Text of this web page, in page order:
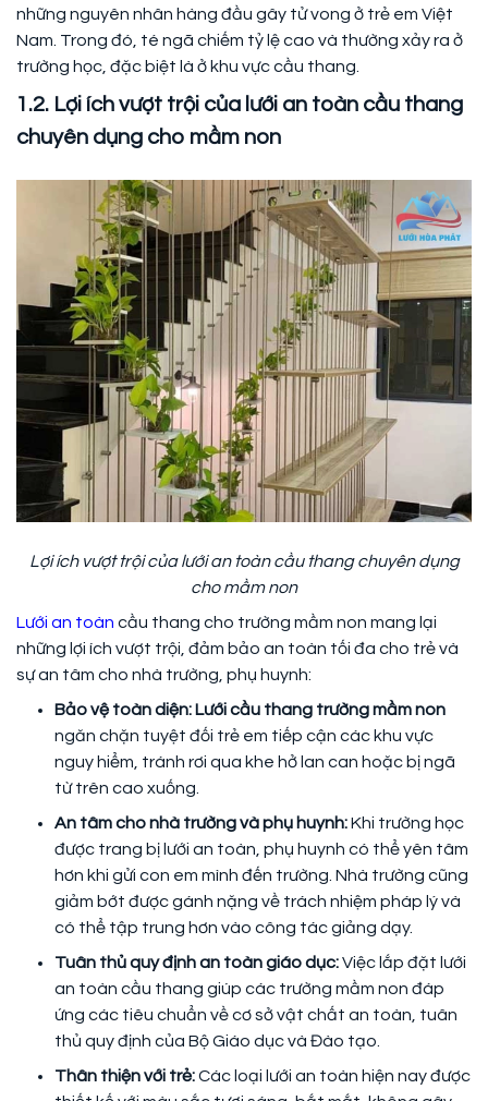
những nguyên nhân hàng đầu gây tử vong ở trẻ em Việt
Nam. Trong đó, té ngã chiếm tỷ lệ cao và thường xảy ra ở
trường học, đặc biệt là ở khu vực cầu thang.
1.2. Lợi ích vượt trội của lưới an toàn cầu thang
chuyên dụng cho mầm non
Lợi ích vượt trội của lưới an toàn cầu thang chuyên dụng
cho mầm non
Lưới an toàn cầu thang cho trường mầm non mang lại
những lợi ích vượt trội, đảm bảo an toàn tối đa cho trẻ và
sự an tâm cho nhà trường, phụ huynh:
Bảo vệ toàn diện: Lưới cầu thang trường mầm non
ngăn chặn tuyệt đối trẻ em tiếp cận các khu vực
nguy hiểm, tránh rơi qua khe hở lan can hoặc bị ngã
từ trên cao xuống.
An tâm cho nhà trường và phụ huynh:Khi trường học
được trang bị lưới an toàn, phụ huynh có thể yên tâm
hơn khi gửi con em mình đến trường. Nhà trường cũng
giảm bớt được gánh nặng về trách nhiệm pháp lý và
có thể tập trung hơn vào công tác giảng dạy.
Tuân thủ quy định an toàn giáo dục:Việc lắp đặt lưới
an toàn cầu thang giúp các trường mầm non đáp
ứng các tiêu chuẩn về cơ sở vật chất an toàn, tuân
thủ quy định của Bộ Giáo dục và Đào tạo.
Thân thiện với trẻ:Các loại lưới an toàn hiện nay được